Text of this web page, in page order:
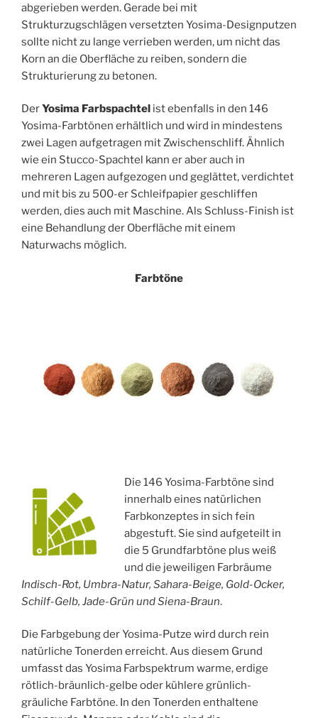
abgerieben werden. Gerade bei mit
Strukturzugschlägen versetzten Yosima-Designputzen
sollte nicht zu lange verrieben werden, um nicht das
Korn an die Oberfläche zu reiben, sondern die
Strukturierung zu betonen.
DerYosima Farbspachtel ist ebenfalls in den 146
Yosima-Farbtönen erhältlich und wird in mindestens
zwei Lagen aufgetragen mit Zwischenschliff. Ähnlich
wie ein Stucco-Spachtel kann er aber auch in
mehreren Lagen aufgezogen und geglättet, verdichtet
und mit bis zu 500-er Schleifpapier geschliffen
werden, dies auch mit Maschine. Als Schluss-Finish ist
eine Behandlung der Oberfläche mit einem
Naturwachs möglich.
Farbtöne
Die 146 Yosima-Farbtöne sind
innerhalb eines natürlichen
Farbkonzeptes in sich fein
abgestuft. Sie sind aufgeteilt in
die 5 Grundfarbtöne plus weiß
und die jeweiligen Farbräume
Indisch-Rot, Umbra-Natur, Sahara-Beige, Gold-Ocker,
Schilf-Gelb, Jade-Grün und Siena-Braun.
Die Farbgebung der Yosima-Putze wird durch rein
natürliche Tonerden erreicht. Aus diesem Grund
umfasst das Yosima Farbspektrum warme, erdige
rötlich-bräunlich-gelbe oder kühlere grünlich-
gräuliche Farbtöne. In den Tonerden enthaltene